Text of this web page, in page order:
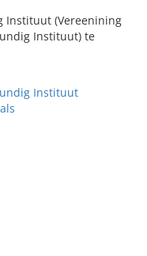
Instituut (Vereenining
Instituut) te
Instituut